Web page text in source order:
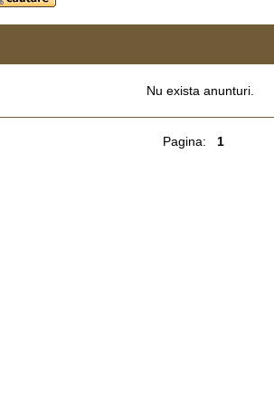
Nu exista anunturi.
Pagina: 1